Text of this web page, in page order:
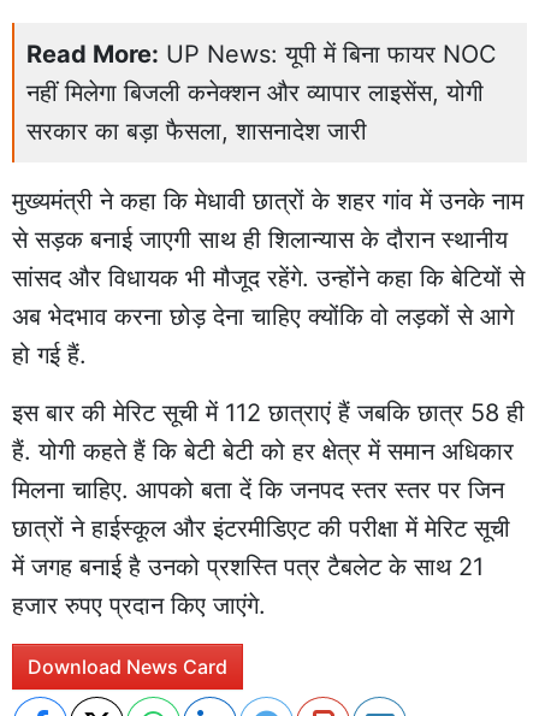
Read More: UP News: यूपी में बिना फायर NOC
नहीं मिलेगा बिजली कनेक्शन और व्यापार लाइसेंस, योगी
सरकार का बड़ा फैसला, शासनादेश जारी
मुख्यमंत्री ने कहा कि मेधावी छात्रों के शहर गांव में उनके नाम
से सड़क बनाई जाएगी साथ ही शिलान्यास के दौरान स्थानीय
सांसद और विधायक भी मौजूद रहेंगे. उन्होंने कहा कि बेटियों से
अब भेदभाव करना छोड़ देना चाहिए क्योंकि वो लड़कों से आगे
हो गई हैं.
इस बार की मेरिट सूची में 112 छात्राएं हैं जबकि छात्र 58 ही
हैं. योगी कहते हैं कि बेटी बेटी को हर क्षेत्र में समान अधिकार
मिलना चाहिए. आपको बता दें कि जनपद स्तर स्तर पर जिन
छात्रों ने हाईस्कूल और इंटरमीडिएट की परीक्षा में मेरिट सूची
में जगह बनाई है उनको प्रशस्ति पत्र टैबलेट के साथ 21
हजार रुपए प्रदान किए जाएंगे.
Download News Card